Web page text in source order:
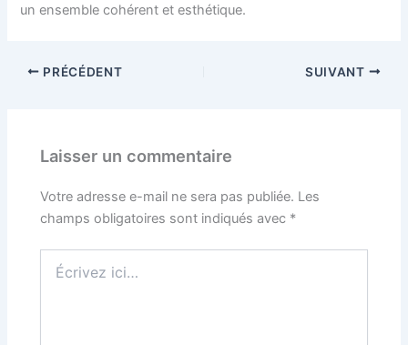
un ensemble cohérent et esthétique.
PRÉCÉDENT SUIVANT
Laisser un commentaire
Votre adresse e-mail ne sera pas publiée. Les
champs obligatoires sont indiqués avec *
ici…